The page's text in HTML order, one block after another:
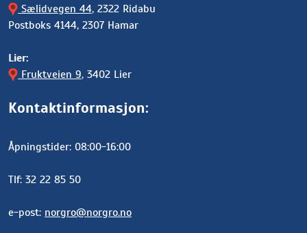
Sælidvegen 44, 2322 Ridabu
Postboks 4144, 2307 Hamar
Lier:
Fruktveien 9, 3402 Lier
Kontaktinformasjon:
Åpningstider: 08:00-16:00
Tlf: 32 22 85 50
e-post: norgro@norgro.no